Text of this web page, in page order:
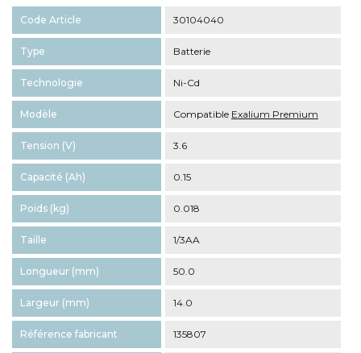
Code Article 30104040
Type Batterie
Technologie Ni-Cd
Modèle Compatible Exalium Premium
Tension (V) 3.6
Capacité (Ah) 0.15
Poids (kg) 0.018
Taille 1/3AA
Longueur (mm) 50.0
Largeur (mm) 14.0
Référence fabricant 135807